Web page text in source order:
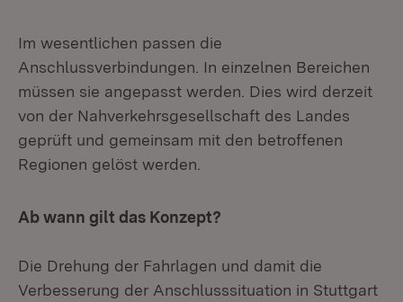
Im wesentlichen passen die
Anschlussverbindungen. In einzelnen Bereichen
müssen sie angepasst werden. Dies wird derzeit
von der Nahverkehrsgesellschaft des Landes
geprüft und gemeinsam mit den betroffenen
Regionen gelöst werden.
Ab wann gilt das Konzept?
Die Drehung der Fahrlagen und damit die
Verbesserung der Anschlusssituation in Stuttgart